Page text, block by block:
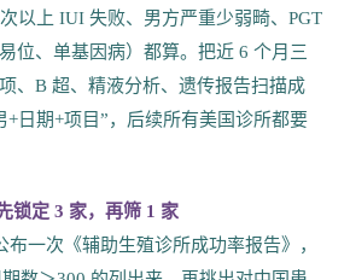
以上 IUI 失败、男方严重少弱畸、PGT
位、单基因病）都算。把近 6 个月三
、B 超、精液分析、遗传报告扫描成
+日期+项目”，后续所有美国诊所都要
定 3 家，再筛 1 家
布一次《辅助生殖诊所成功率报告》，